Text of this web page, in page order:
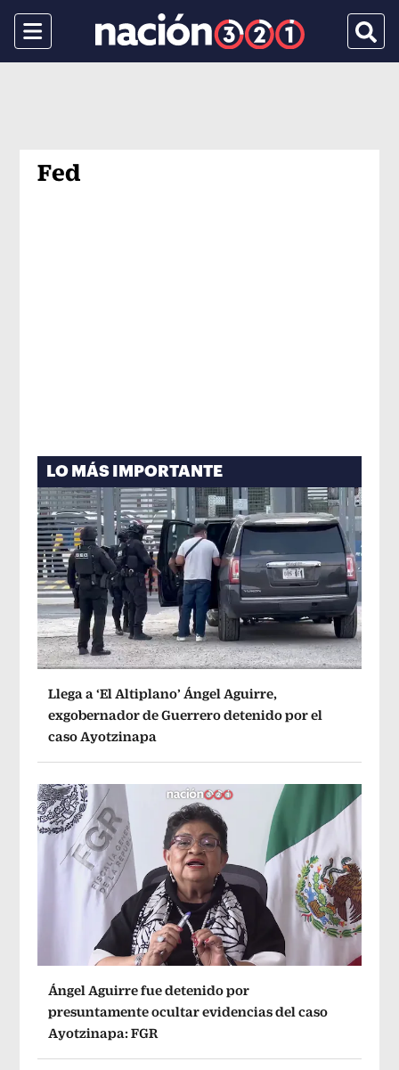
Menu
Fed
LO MÁS IMPORTANTE
Llega a ‘El Altiplano’ Ángel Aguirre,
exgobernador de Guerrero detenido por el
caso Ayotzinapa
Ángel Aguirre fue detenido por
presuntamente ocultar evidencias del caso
Ayotzinapa: FGR